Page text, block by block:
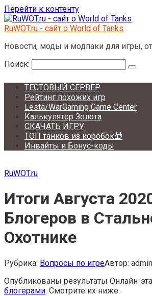
Перейти к контенту
RuWOT.ru - сайт о World of Tanks
Новости, моды и модпаки для игры,
Поиск:
ТЕСТОВЫЙ СЕРВЕР
Рейтинг похожих игр
Lesta/WarGaming Game Center
Калькулятор Золота
СКАЧАТЬ ИГРУ
ТОП танков из коробок🎁
Инвайты и Бонус-коды
RuWOT.ru
Итоги Августа
Блогеров в
Охотнике
Рубрика: Вопросы по игреАвтор: admin
Опубликованы результаты Онлайн-
блогерами. Смотрите их ниже.